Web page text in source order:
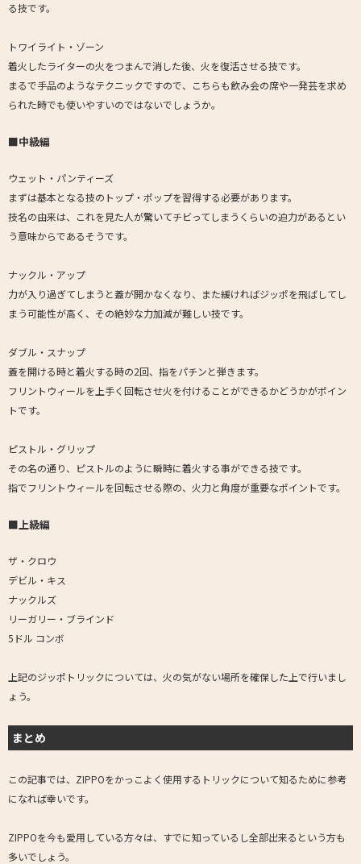
る技です。
トワイライト・ゾーン
着火したライターの火をつまんで消した後、火を復活させる技です。
まるで手品のようなテクニックですので、こちらも飲み会の席や一発芸を求め
られた時でも使いやすいのではないでしょうか。
■中級編
ウェット・パンティーズ
まずは基本となる技のトップ・ポップを習得する必要があります。
技名の由来は、これを見た人が驚いてチビってしまうくらいの迫力があるとい
う意味からであるそうです。
ナックル・アップ
力が入り過ぎてしまうと蓋が開かなくなり、また緩ければジッポを飛ばしてし
まう可能性が高く、その絶妙な力加減が難しい技です。
ダブル・スナップ
蓋を開ける時と着火する時の2回、指をパチンと弾きます。
フリントウィールを上手く回転させ火を付けることができるかどうかがポイン
トです。
ピストル・グリップ
その名の通り、ピストルのように瞬時に着火する事ができる技です。
指でフリントウィールを回転させる際の、火力と角度が重要なポイントです。
■上級編
ザ・クロウ
デビル・キス
ナックルズ
リーガリー・ブラインド
5ドル コンボ
上記のジッポトリックについては、火の気がない場所を確保した上で行いまし
ょう。
まとめ
この記事では、ZIPPOをかっこよく使用するトリックについて知るために参考
になれば幸いです。
ZIPPOを今も愛用している方々は、すでに知っているし全部出来るという方も
多いでしょう。